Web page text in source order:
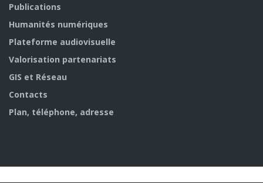
Publications
Humanités numériques
Plateforme audiovisuelle
Valorisation partenariats
GIS et Réseau
Contacts
Plan, téléphone, adresse